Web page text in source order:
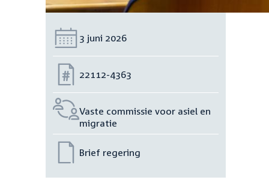
Datum:
3 juni 2026
Nummer:
22112-4363
Vaste commissie voor asiel en
migratie
Brief regering